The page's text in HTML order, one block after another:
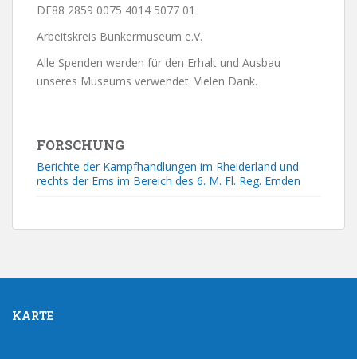
DE88 2859 0075 4014 5077 01
Arbeitskreis Bunkermuseum e.V.
Alle Spenden werden für den Erhalt und Ausbau
unseres Museums verwendet. Vielen Dank.
FORSCHUNG
Berichte der Kampfhandlungen im Rheiderland und
rechts der Ems im Bereich des 6. M. Fl. Reg. Emden
KARTE